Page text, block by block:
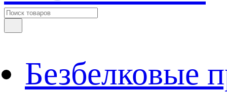
Безбелковые